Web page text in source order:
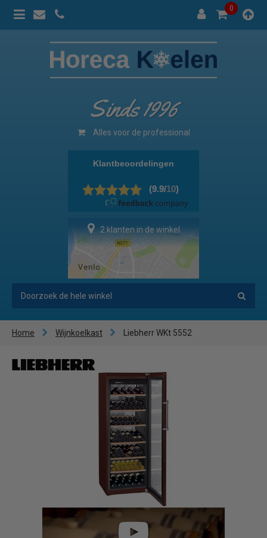
0
Sinds 1996
Alles voor de professional
2 klanten in de winkel
Home Wijnkoelkast Liebherr WKt 5552